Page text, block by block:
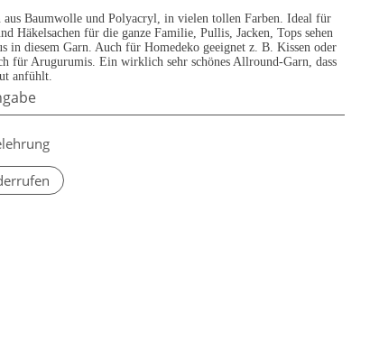
aus Baumwolle und Polyacryl, in vielen tollen Farben. Ideal für
Häkelsachen für die ganze Familie, Pullis, Jacken, Tops sehen
in diesem Garn. Auch für Homedeko geeignet z. B. Kissen oder
für Arugurumis. Ein wirklich sehr schönes Allround-Garn, dass
anfühlt.